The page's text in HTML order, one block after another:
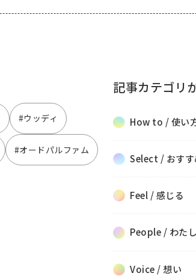
#ウッディ
#オードパルファム
記事カテゴリ
How to / 使い
Select / おすす
Feel / 感じる
People / わた
Voice / 想い